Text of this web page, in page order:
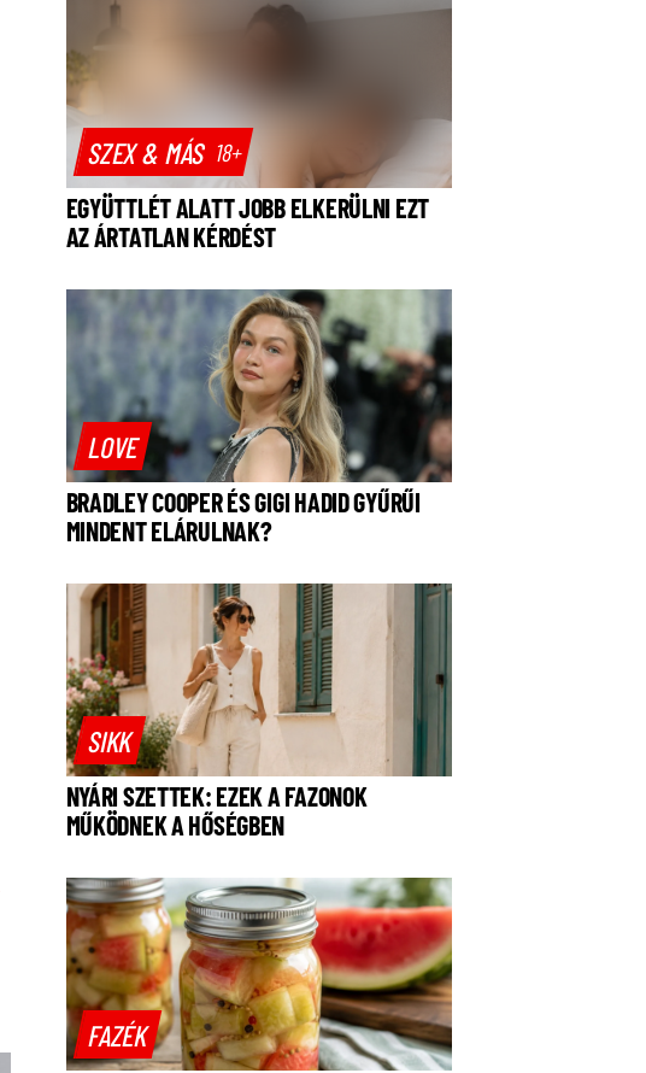
SZEX & MÁS 18+
EGYÜTTLÉT ALATT JOBB ELKERÜLNI EZT
AZ ÁRTATLAN KÉRDÉST
LOVE
BRADLEY COOPER ÉS GIGI HADID GYŰRŰI
MINDENT ELÁRULNAK?
SIKK
NYÁRI SZETTEK: EZEK A FAZONOK
MŰKÖDNEK A HŐSÉGBEN
FAZÉK